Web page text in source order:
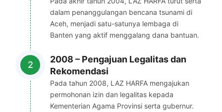
dalam penanggulangan bencana tsunami di
Aceh, menjadi satu-satunya lembaga di
Banten yang aktif menggalang dana bantuan.
2008 – Pengajuan Legalitas dan
Rekomendasi
Pada tahun 2008, LAZ HARFA mengajukan
permohonan izin dan legalitas kepada
Kementerian Agama Provinsi serta gubernur.